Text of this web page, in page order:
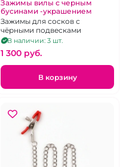
Зажимы вилы с черным
бусинами -украшением
Зажимы для сосков с
чёрными подвесками
В наличии: 3 шт.
1 300 pуб.
В корзину